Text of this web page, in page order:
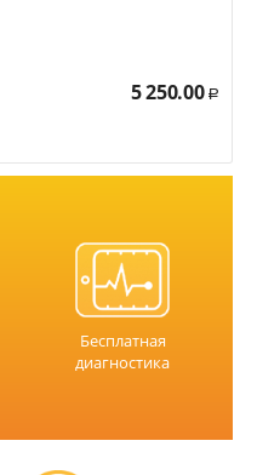
5 250.00 Р
Бесплатная
диагностика